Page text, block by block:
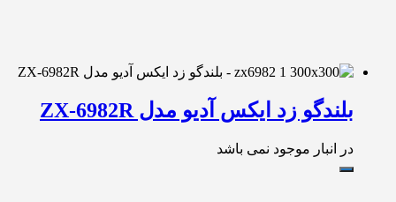
بلندگو زد ایکس آدیو مدل ZX-6982R
در انبار موجود نمی باشد